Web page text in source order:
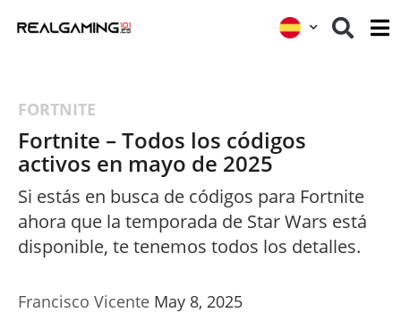
FORTNITE
Fortnite – Todos los códigos
activos en mayo de 2025
Si estás en busca de códigos para Fortnite
ahora que la temporada de Star Wars está
disponible, te tenemos todos los detalles.
Francisco Vicente May 8, 2025